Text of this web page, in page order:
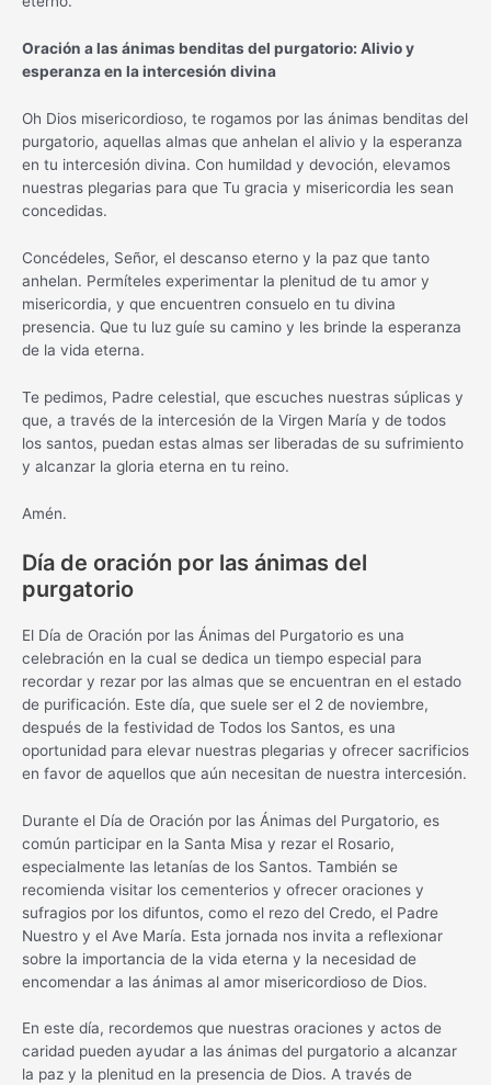
Oración a las ánimas benditas del purgatorio: Alivio y
esperanza en la intercesión divina
Oh Dios misericordioso, te rogamos por las ánimas benditas del
purgatorio, aquellas almas que anhelan el alivio y la esperanza
en tu intercesión divina. Con humildad y devoción, elevamos
nuestras plegarias para que Tu gracia y misericordia les sean
concedidas.
Concédeles, Señor, el descanso eterno y la paz que tanto
anhelan. Permíteles experimentar la plenitud de tu amor y
misericordia, y que encuentren consuelo en tu divina
presencia. Que tu luz guíe su camino y les brinde la esperanza
de la vida eterna.
Te pedimos, Padre celestial, que escuches nuestras súplicas y
que, a través de la intercesión de la Virgen María y de todos
los santos, puedan estas almas ser liberadas de su sufrimiento
y alcanzar la gloria eterna en tu reino.
Amén.
Día de oración por las ánimas del
purgatorio
El Día de Oración por las Ánimas del Purgatorio es una
celebración en la cual se dedica un tiempo especial para
recordar y rezar por las almas que se encuentran en el estado
de purificación. Este día, que suele ser el 2 de noviembre,
después de la festividad de Todos los Santos, es una
oportunidad para elevar nuestras plegarias y ofrecer sacrificios
en favor de aquellos que aún necesitan de nuestra intercesión.
Durante el Día de Oración por las Ánimas del Purgatorio, es
común participar en la Santa Misa y rezar el Rosario,
especialmente las letanías de los Santos. También se
recomienda visitar los cementerios y ofrecer oraciones y
sufragios por los difuntos, como el rezo del Credo, el Padre
Nuestro y el Ave María. Esta jornada nos invita a reflexionar
sobre la importancia de la vida eterna y la necesidad de
encomendar a las ánimas al amor misericordioso de Dios.
En este día, recordemos que nuestras oraciones y actos de
caridad pueden ayudar a las ánimas del purgatorio a alcanzar
la paz y la plenitud en la presencia de Dios. A través de